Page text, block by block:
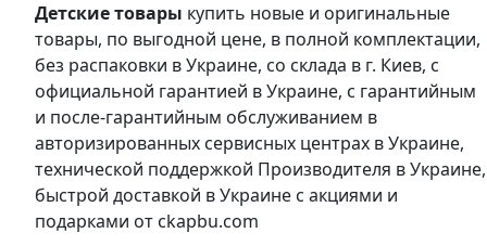
Детские товары купить новые и оригинальные
товары, по выгодной цене, в полной комплектации,
без распаковки в Украине, со склада в г. Киев, с
официальной гарантией в Украине, с гарантийным
и после-гарантийным обслуживанием в
авторизированных сервисных центрах в Украине,
технической поддержкой Производителя в Украине,
быстрой доставкой в Украине с акциями и
подарками от ckapbu.com